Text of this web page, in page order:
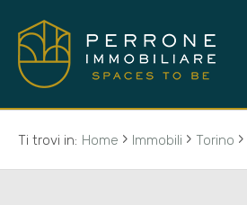
Ti trovi in: Home › Immobili › Torino ›